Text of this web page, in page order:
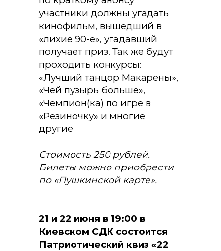
участники должны угадать
кинофильм, вышедший в
«лихие 90-е», угадавший
получает приз. Так же будут
проходить конкурсы:
«Лучший танцор Макарены»,
«Чей пузырь больше»,
«Чемпион(ка) по игре в
«Резиночку» и многие
другие.
Стоимость 250 рублей.
Билеты можно приобрести
по «Пушкинской карте».
21 и 22 июня в 19:00 в
Киевском СДК состоится
Патриотический квиз «22